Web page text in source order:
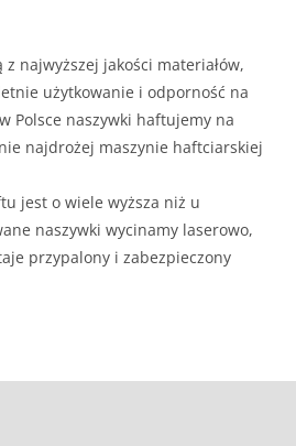
z najwyższej jakości materiałów,
użytkowanie i odporność na
Polsce naszywki haftujemy na
najdrożej maszynie haftciarskiej
jest o wiele wyższa niż u
naszywki wycinamy laserowo,
przypalony i zabezpieczony